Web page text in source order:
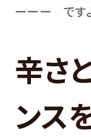
ーーー です
辛さ
ンス